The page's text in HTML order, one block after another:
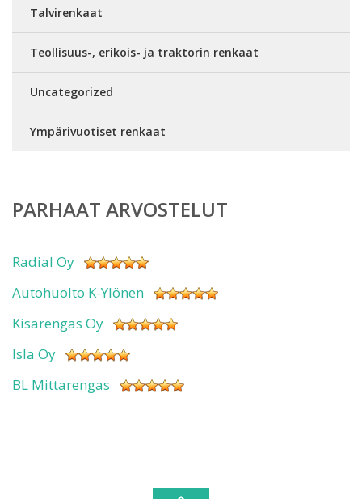
Talvirenkaat
Teollisuus-, erikois- ja traktorin renkaat
Uncategorized
Ympärivuotiset renkaat
PARHAAT ARVOSTELUT
Radial Oy
Autohuolto K-Ylönen
Kisarengas Oy
Isla Oy
BL Mittarengas